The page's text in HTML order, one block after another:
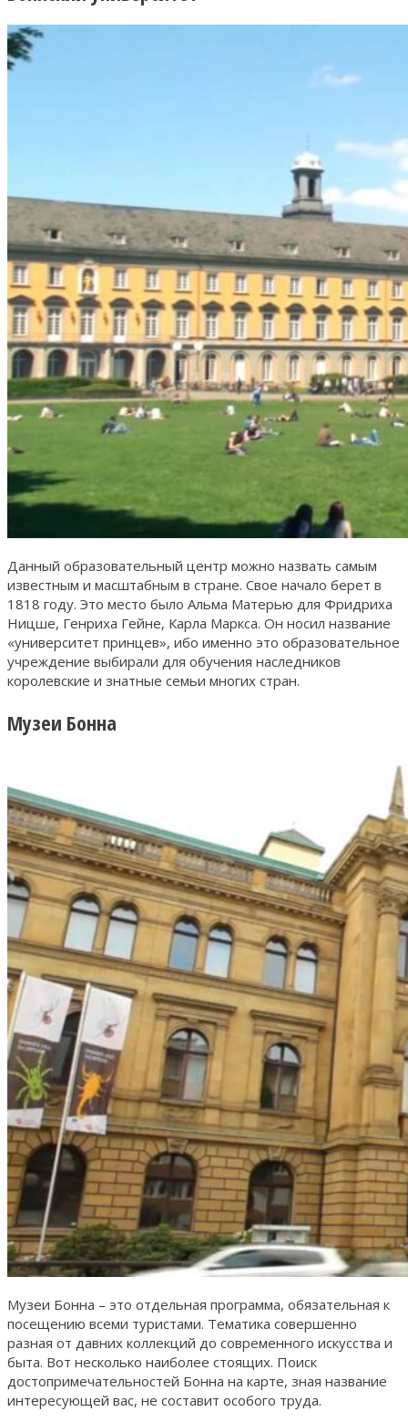
Данный образовательный центр можно назвать самым
известным и масштабным в стране. Свое начало берет в
1818 году. Это место было Альма Матерью для Фридриха
Ницше, Генриха Гейне, Карла Маркса. Он носил название
«университет принцев», ибо именно это образовательное
учреждение выбирали для обучения наследников
королевские и знатные семьи многих стран.
Музеи Бонна
Музеи Бонна – это отдельная программа, обязательная к
посещению всеми туристами. Тематика совершенно
разная от давних коллекций до современного искусства и
быта. Вот несколько наиболее стоящих. Поиск
достопримечательностей Бонна на карте, зная название
интересующей вас, не составит особого труда.